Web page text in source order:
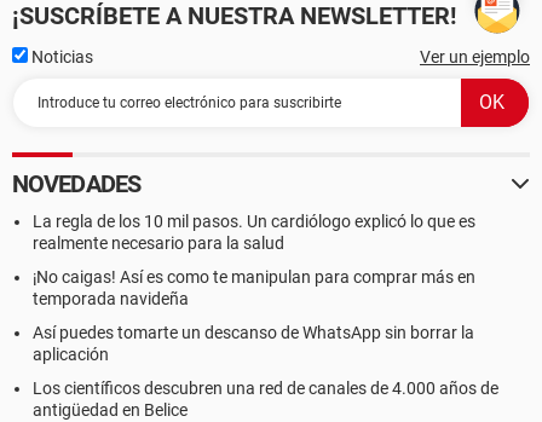
¡SUSCRÍBETE A NUESTRA NEWSLETTER!
Noticias Ver un ejemplo
NOVEDADES
La regla de los 10 mil pasos. Un cardiólogo explicó lo que es
realmente necesario para la salud
¡No caigas! Así es como te manipulan para comprar más en
temporada navideña
Así puedes tomarte un descanso de WhatsApp sin borrar la
aplicación
Los científicos descubren una red de canales de 4.000 años de
antigüedad en Belice